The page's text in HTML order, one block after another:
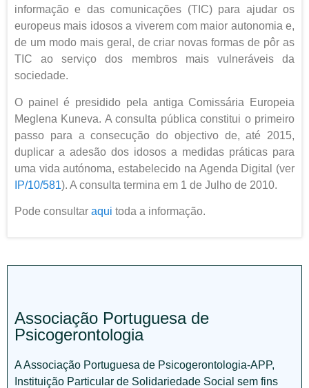
informação e das comunicações (TIC) para ajudar os
europeus mais idosos a viverem com maior autonomia e,
de um modo mais geral, de criar novas formas de pôr as
TIC ao serviço dos membros mais vulneráveis da
sociedade.
O painel é presidido pela antiga Comissária Europeia
Meglena Kuneva. A consulta pública constitui o primeiro
passo para a consecução do objectivo de, até 2015,
duplicar a adesão dos idosos a medidas práticas para
uma vida autónoma, estabelecido na Agenda Digital (ver
IP/10/581). A consulta termina em 1 de Julho de 2010.
Pode consultar aqui toda a informação.
Associação Portuguesa de
Psicogerontologia
A Associação Portuguesa de Psicogerontologia-APP,
Instituição Particular de Solidariedade Social sem fins